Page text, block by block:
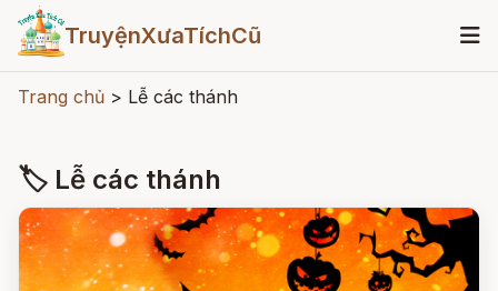
TruyệnXưaTíchCũ
Trang chủ > Lễ các thánh
🏷 Lễ các thánh